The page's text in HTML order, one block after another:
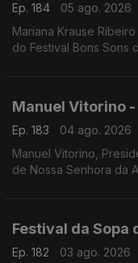
Ep. 184
05 ago. 2026
Mariana Krause
do Festival Bons Sons
Manuel Vitorino
Ep. 183
04 ago. 2026
Manuel Vitorino,
de Nossa Senhora da
Festival da Sopa
Ep. 182
03 ago. 2026